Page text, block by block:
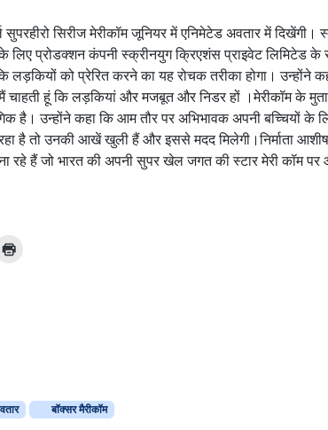
सिरीज मेरीकॉम जूनियर में एनिमेटेड अवतार में
के लिए प्रोडक्शन कंपनी स्क्रीनयुग क्रिएशंस प्राइवेट लिमिटेड
लड़कियों को प्रेरित करने का यह रोचक तरीका होगा। उन्होंने
चाहती हूं कि लड़कियां और मजबूत और निडर हों ।मेरीकॉम के
है। उन्होंने कहा कि आम तौर पर अभिभावक अपनी बच्चियों के
है तो उनकी आखें खुली हैं और इससे मदद मिलेगी।निर्माता
रहे हैं जो भारत की अपनी सुपर खेल जगत की स्टार मेरी कॉम पर
बॉक्सर मैरीकॉम